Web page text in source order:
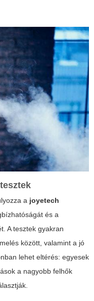
a joyetech
és a
A tesztek gyakran
között, valamint a jó
lehet eltérés: egyesek
a nagyobb felhők